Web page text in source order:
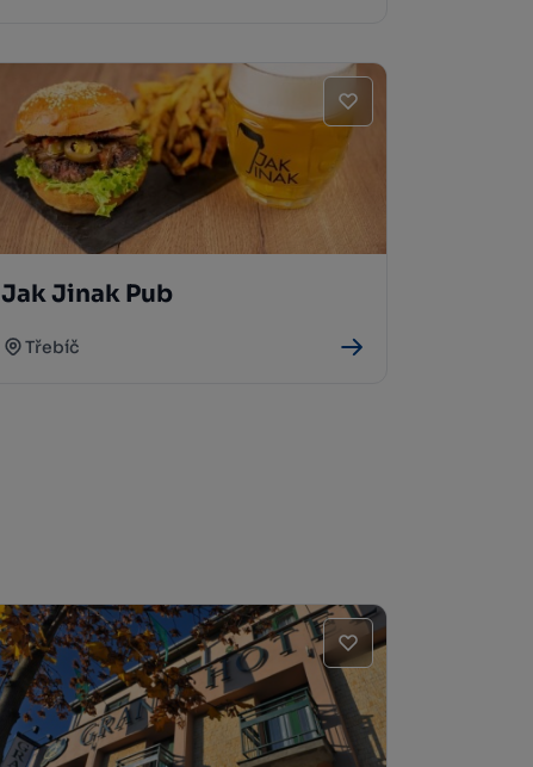
Jak Jinak Pub
Třebíč